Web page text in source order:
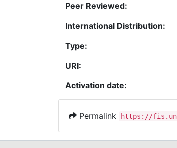
Peer Reviewed:
International Distribution:
Type:
URI:
Activation date:
Permalink https://fis.uni-